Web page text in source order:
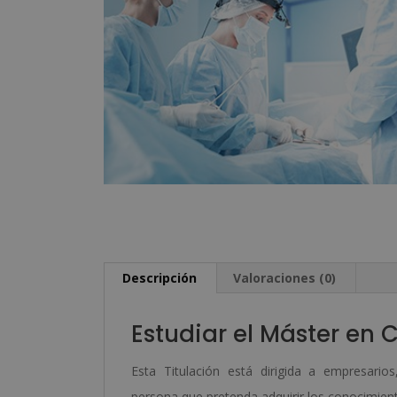
Descripción Valoraciones (0)
Estudiar el Máster en
Esta Titulación está dirigida a